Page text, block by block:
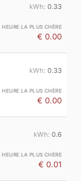
0.33
€ 0.00
0.33
€ 0.00
0.6
€ 0.01